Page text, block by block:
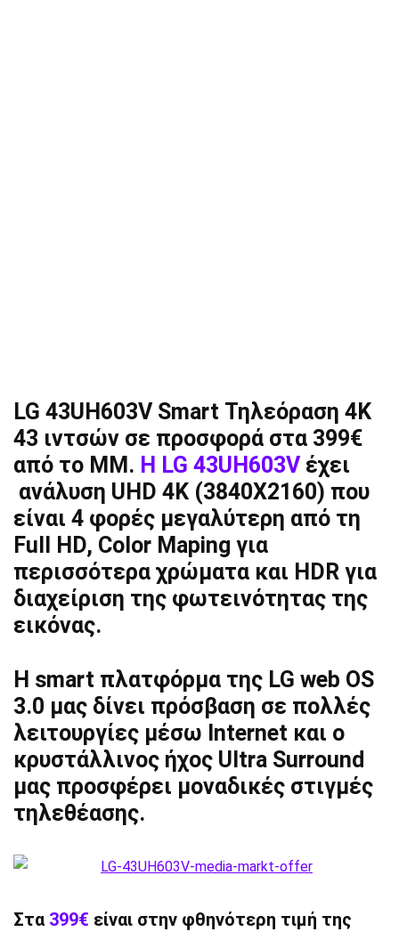
LG 43UH603V Smart Τηλεόραση 4K
43 ιντσών σε προσφορά στα 399€
από το ΜΜ. Η LG 43UH603Vέχει
ανάλυση UHD 4Κ (3840X2160) που
είναι 4 φορές μεγαλύτερη από τη
Full HD, Color Maping για
περισσότερα χρώματα και HDR για
διαχείριση της φωτεινότητας της
εικόνας.
Η smart πλατφόρμα της LG web OS
3.0 μας δίνει πρόσβαση σε πολλές
λειτουργίες μέσω Internet και ο
κρυστάλλινος ήχος Ultra Surround
μας προσφέρει μοναδικές στιγμές
τηλεθέασης.
Στα 399€ είναι στην φθηνότερη τιμή της